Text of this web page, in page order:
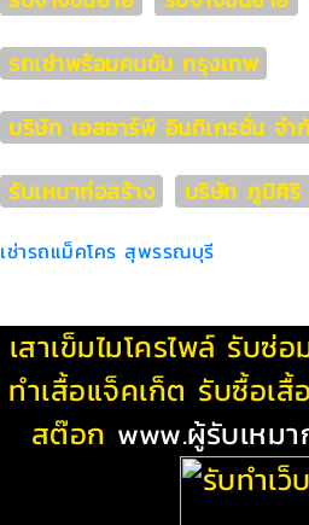
รถเช่าพร้อมคนขับ กรุงเทพ
บริษัท เอสอาร์พี อินทิเกรชั่น จำ
รับเหมาก่อสร้าง
บริษัท ภูมิศิริ
เช่ารถแม็คโคร สุพรรณบุรี
เสาเข็มไมโครไพล์ รับซ่อ
ทําเสื้อแจ็คเก็ต รับซื้อเ
สต๊อก www.ผู้รับเหม